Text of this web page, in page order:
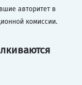
авторитет в
комиссии.